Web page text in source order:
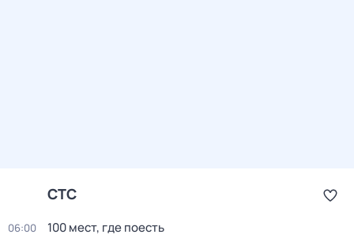
СТС
06:00 100 мест, где поесть